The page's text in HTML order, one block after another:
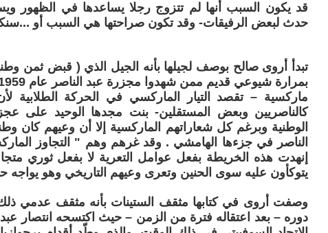
قد يكون السبب أنها لم تتزوج رجلا يساعدها في الظهور
حدث لبعض الرفيقات- وقد تكون صراحتها هي السبب أو
تبدأ أروى صالح بوصف لجيلها بأنه الجيل الذي ( قبض ثمن
ماركسية – تقصد التيار الماركسي في الحركة الطلابية
كالناصريين وبعض المستقلين- بنت مجدها الوحيد على
الوطنية وبرغم كل شعاراتهم الماركسية إلا أن وعيهم كان
الناصر في جزءها الهامشي . وقد غرهم وهم " التجاوز
إنهدت هذه الخريطة بفعل عوامل التعرية لا بفعل ثوري
يتوكأون عليه سوى الحنين وتعرى وعيهم التاريخي وهو يواجه
وصفت أروى في كتابها مثقف الستينات بأنه مثقف عدمي
دوره – بعد اعتقاله فترة من الزمن – حيث اكتسحه انتصار